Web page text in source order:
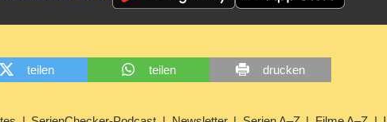
teilen teilen drucken